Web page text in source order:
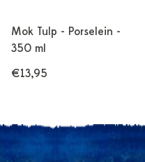
Mok Tulp - Porselein -
350 ml
€13,95